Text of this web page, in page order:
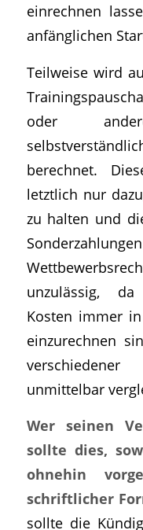
einrechnen
anfänglichen
Teilweise wird
oder
berechnet.
letztlich nur
zu halten und
unzulässig,
Kosten immer
einzurechnen
unmittelbar
Wer seinen
sollte dies,
ohnehin
schriftlicher
sollte die